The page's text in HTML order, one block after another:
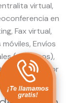
virtual,
en
Fax virtual,
Envíos
(teléfonos),
y sector